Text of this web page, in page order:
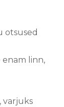
otsused
linn,
varjuks